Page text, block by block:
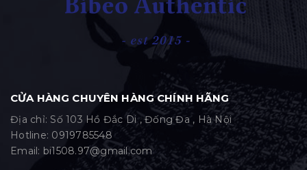
CỬA HÀNG CHUYÊN HÀNG CHÍNH HÃNG
Địa chỉ: Số 103 Hồ Đắc Di , Đống Đa , Hà Nội
Hotline: 0919785548
Email: bi1508.97@gmail.com